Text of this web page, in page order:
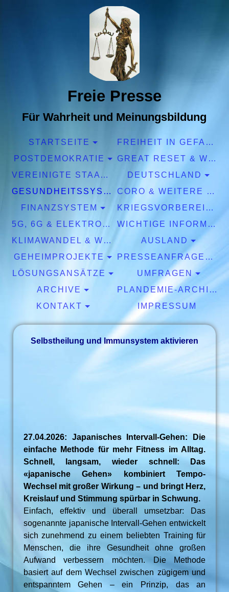
Freie Presse
Für Wahrheit und Meinungsbildung
STARTSEITE
FREIHEIT IN GEFAHR
POSTDEMOKRATIE
GREAT RESET & WEF
VEREINIGTE STAATEN EUROPA
DEUTSCHLAND
GESUNDHEITSSYSTEM
CORO & WEITERE PANDEMIEN
FINANZSYSTEM
KRIEGSVORBEREITUNGEN
5G, 6G & ELEKTROSMOG
WICHTIGE INFORMATIONEN
KLIMAWANDEL & WETTER
AUSLAND
GEHEIMPROJEKTE
PRESSEANFRAGEN & EXPERTISEN
LÖSUNGSANSÄTZE
UMFRAGEN
ARCHIVE
PLANDEMIE-ARCHIV
KONTAKT
IMPRESSUM
Selbstheilung und Immunsystem aktivieren
27.04.2026: Japanisches Intervall-Gehen: Die
einfache Methode für mehr Fitness im Alltag.
Schnell, langsam, wieder schnell: Das
«japanische Gehen» kombiniert Tempo-
Wechsel mit großer Wirkung – und bringt Herz,
Kreislauf und Stimmung spürbar in Schwung.
Einfach, effektiv und überall umsetzbar: Das
sogenannte japanische Intervall-Gehen entwickelt
sich zunehmend zu einem beliebten Training für
Menschen, die ihre Gesundheit ohne großen
Aufwand verbessern möchten. Die Methode
basiert auf dem Wechsel zwischen zügigem und
entspanntem Gehen – ein Prinzip, das an